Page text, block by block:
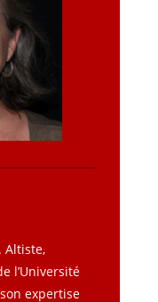
Altiste,
l’Université
expertise